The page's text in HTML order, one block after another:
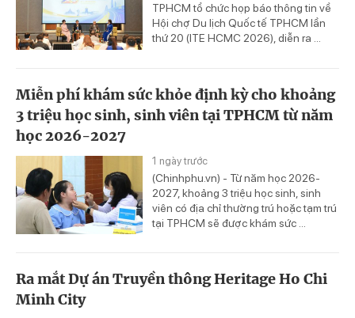
TPHCM tổ chức họp báo thông tin về
Hội chợ Du lịch Quốc tế TPHCM lần
thứ 20 (ITE HCMC 2026), diễn ra ...
Miễn phí khám sức khỏe định kỳ cho khoảng
3 triệu học sinh, sinh viên tại TPHCM từ năm
học 2026-2027
1 ngày trước
(Chinhphu.vn) - Từ năm học 2026-
2027, khoảng 3 triệu học sinh, sinh
viên có địa chỉ thường trú hoặc tạm trú
tại TPHCM sẽ được khám sức ...
Ra mắt Dự án Truyền thông Heritage Ho Chi
Minh City